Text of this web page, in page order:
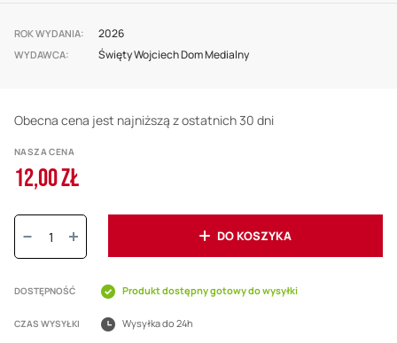
images
gallery
ROK WYDANIA 2026
WYDAWCA Święty Wojciech Dom Medialny
Obecna cena jest najniższą z ostatnich 30 dni
NASZA CENA
12,00 ZŁ
Ilość:
DO KOSZYKA
DOSTĘPNOŚĆ Produkt dostępny gotowy do wysyłki
CZAS WYSYŁKI Wysyłka do 24h